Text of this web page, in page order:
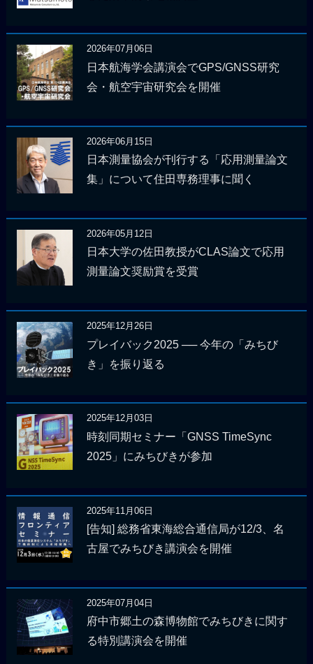
2026年07月06日
日本航海学会講演会でGPS/GNSS研究
会・航空宇宙研究会を開催
2026年06月15日
日本測量協会が刊行する「応用測量論文
集」について住田専務理事に聞く
2026年05月12日
日本大学の佐田教授がCLAS論文で応用
測量論文奨励賞を受賞
2025年12月26日
プレイバック2025 ── 今年の「みちび
き」を振り返る
2025年12月03日
時刻同期セミナー「GNSS TimeSync
2025」にみちびきが参加
2025年11月06日
[告知] 総務省東海総合通信局が12/3、名
古屋でみちびき講演会を開催
2025年07月04日
府中市郷土の森博物館でみちびきに関す
る特別講演会を開催